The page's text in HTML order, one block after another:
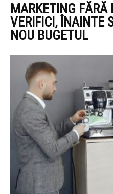
MARKETING FĂRĂ
VERIFICI, ÎNAINTE
NOU BUGETUL